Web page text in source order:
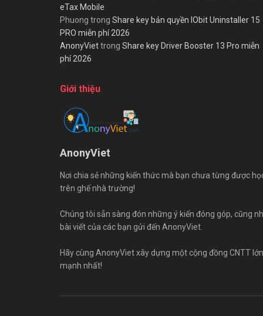
eTax Mobile
Phuong trong Share key bản quyền IObit Uninstaller 15
PRO miễn phí 2026
AnonyViettrong Share key Driver Booster 13 Pro miễn
phí 2026
Giới thiệu
AnonyViet
Nơi chia sẻ những kiến thức mà bạn chưa từng được
trên ghế nhà trường!
Chúng tôi sẵn sàng đón những ý kiến đóng góp, cũng
bài viết của các bạn gửi đến AnonyViet.
Hãy cùng AnonyViet xây dựng một cộng đồng CNTT lớn
mạnh nhất!